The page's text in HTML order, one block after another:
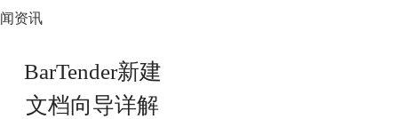
闻资讯
BarTender新建
文档向导详解